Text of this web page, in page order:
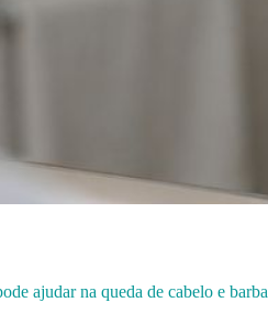
ajudar na queda de cabelo e barba